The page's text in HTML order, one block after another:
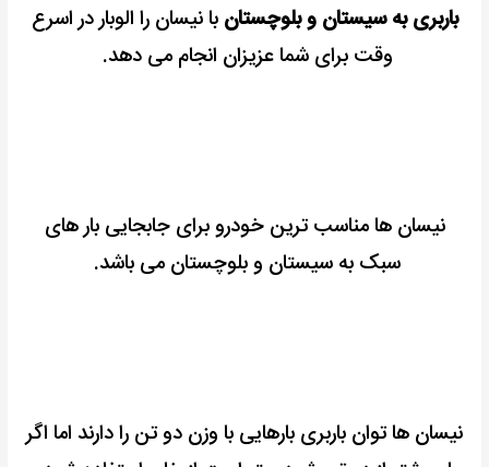
باربری به سیستان و بلوچستان با نیسان را الوبار در اسرع
وقت برای شما عزیزان انجام می دهد.
نیسان ها مناسب ترین خودرو برای جابجایی بار های
سبک به سیستان و بلوچستان می باشد.
نیسان ها توان باربری بارهایی با وزن دو تن را دارند اما اگر